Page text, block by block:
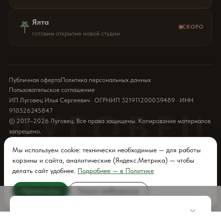
Ялта
готовим открытие новой студии
СКОРО
Публичная офертаПолитика персональных данных
Пользовательское соглашение
ИП Луговец Илья Сергеевич · ОГРНИП 321911200039489 · ИНН
910526245847
© 2017–2026 Луговец. Все права защищены. Копирование материалов
запрещено.
ЛУГОВЕЦ
Мы используем cookie: технически необходимые — для работы
корзины и сайта, аналитические (Яндекс.Метрика) — чтобы
делать сайт удобнее. Подробнее — в Политике
×